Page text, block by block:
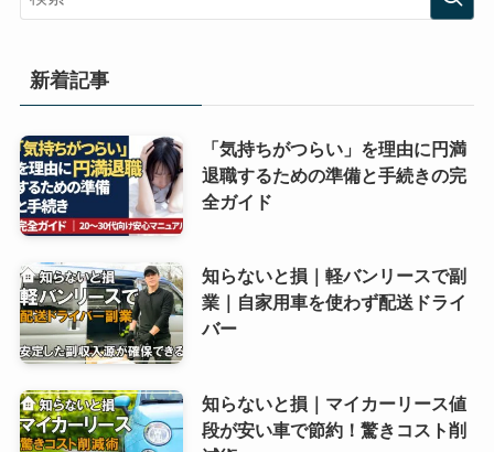
新着記事
「気持ちがつらい」を理由に円満
退職するための準備と手続きの完
全ガイド
知らないと損｜軽バンリースで副
業｜自家用車を使わず配送ドライ
バー
知らないと損｜マイカーリース値
段が安い車で節約！驚きコスト削